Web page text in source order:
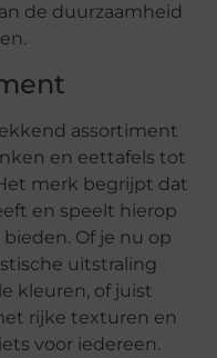
de duurzaamheid
assortiment
en eettafels tot
merk begrijpt dat
en speelt hierop
Of je nu op
uitstraling
kleuren, of juist
rijke texturen en
voor iedereen.